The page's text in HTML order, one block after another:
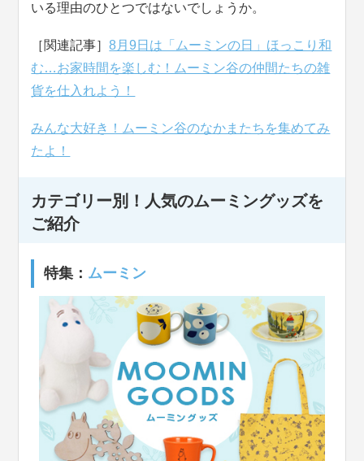
いる理由のひとつではないでしょうか。
［関連記事］8月9日は「ムーミンの日」ほっこり和
む…お家時間を楽しむ！ムーミン谷の仲間たちの雑
貨を仕入れよう！
みんな大好き！ムーミン谷のなかまたちを集めてみ
たよ！
カテゴリー別！人気のムーミングッズを
ご紹介
特集： ムーミン